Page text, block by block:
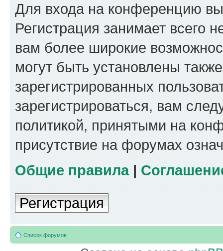
Для входа на конференцию
Регистрация занимает всего
вам более широкие
могут быть установлены
зарегистрированных
зарегистрироваться, вам
политикой, принятыми на
присутствие на форумах
Общие правила|
Регистрация
Список форумов